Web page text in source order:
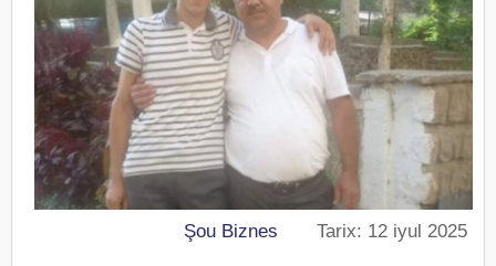
Şou Biznes Tarix: 12 iyul 2025